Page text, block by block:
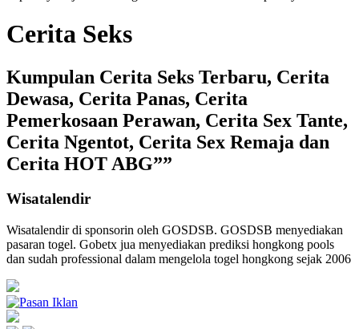
Cerita Seks
Kumpulan Cerita Seks Terbaru, Cerita
Dewasa, Cerita Panas, Cerita
Pemerkosaan Perawan, Cerita Sex Tante,
Cerita Ngentot, Cerita Sex Remaja dan
Cerita HOT ABG””
Wisatalendir
Wisatalendir di sponsorin oleh GOSDSB. GOSDSB menyediakan
pasaran togel. Gobetx jua menyediakan prediksi hongkong pools
dan sudah professional dalam mengelola togel hongkong sejak 2006